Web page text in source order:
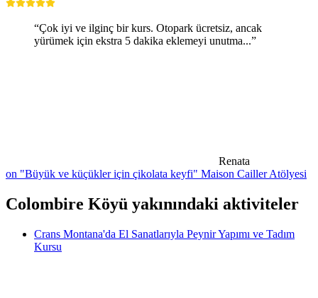
“Çok iyi ve ilginç bir kurs. Otopark ücretsiz, ancak
yürümek için ekstra 5 dakika eklemeyi unutma...”
Renata
on "Büyük ve küçükler için çikolata keyfi" Maison Cailler Atölyesi
Colombire Köyü yakınındaki aktiviteler
Crans Montana'da El Sanatlarıyla Peynir Yapımı ve Tadım
Kursu